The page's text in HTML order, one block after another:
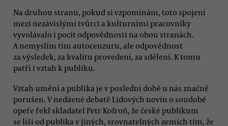
Na druhou stranu, pokud si vzpomínám, toto spojení
mezi nezávislými tvůrci a kulturními pracovníky
vyvolávalo i pocit odpovědnosti na obou stranách.
A nemyslím tím autocenzuru, ale odpovědnost
za výsledek, za kvalitu provedení, za sdělení. K tomu
patří i vztah k publiku.
Vztah umění a publika je v poslední době u nás značně
porušen. V nedávné debatě Lidových novin o soudobé
opeře řekl skladatel Petr Kofroň, že české publikum
se liší od publika v jiných, srovnatelných zemích tím, že